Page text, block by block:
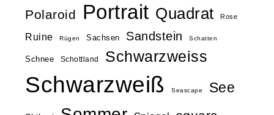
Polaroid Portrait Quadrat Rose
Ruine Rügen Sachsen Sandstein Schatten
Schnee Schottland Schwarzweiss
Schwarzweiß Seascape See